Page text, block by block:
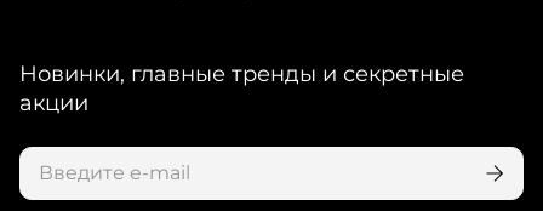
Новинки, главные тренды и секретные
акции